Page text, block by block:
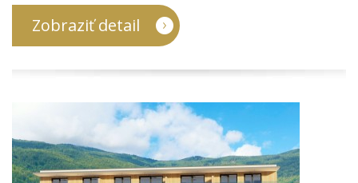
Zobraziť detail